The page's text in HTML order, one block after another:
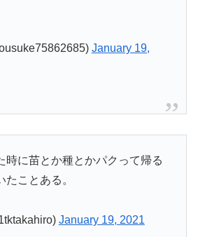
January 19,
時に苗とか種とかパクって帰る
ことある。
January 19, 2021